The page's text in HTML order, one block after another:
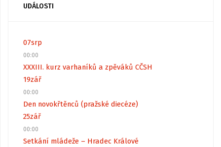
UDÁLOSTI
07srp
00:00
XXXIII. kurz varhaníků a zpěváků CČSH
19zář
00:00
Den novokřtěnců (pražské diecéze)
25zář
00:00
Setkání mládeže – Hradec Králové